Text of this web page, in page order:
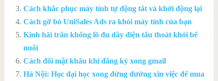
Cách khắc phục máy tính tự động tắt và khởi động lại
Cách gỡ bỏ UniSales Ads ra khỏi máy tính của bạn
Kinh hãi trăn khổng lồ đu dây điện tẩu thoát khỏi bể
nuôi
Cách đổi mật khẩu khi đăng ký xong gmail
Hà Nội: Học đại học xong đứng đường xin việc để mua